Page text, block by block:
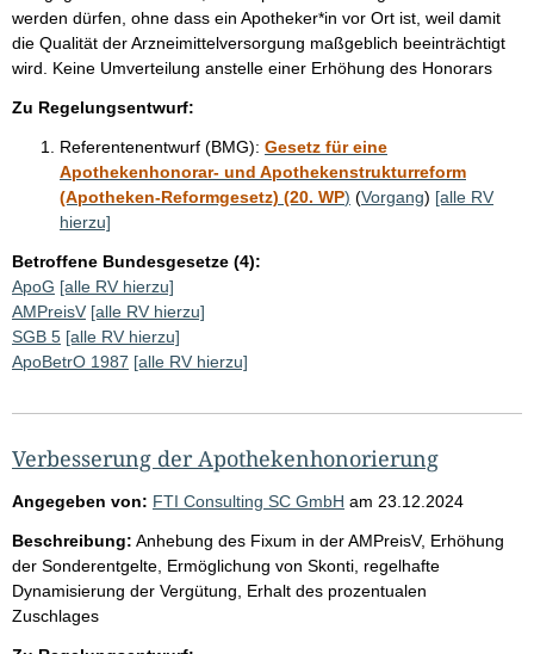
werden dürfen, ohne dass ein Apotheker*in vor Ort ist, weil damit
die Qualität der Arzneimittelversorgung maßgeblich beeinträchtigt
wird. Keine Umverteilung anstelle einer Erhöhung des Honorars
Zu Regelungsentwurf:
Referentenentwurf (BMG): Gesetz für eine
Apothekenhonorar- und Apothekenstrukturreform
(Apotheken-Reformgesetz) (20. WP) (Vorgang) [alle RV
hierzu]
Betroffene Bundesgesetze (4):
ApoG [alle RV hierzu]
AMPreisV [alle RV hierzu]
SGB 5 [alle RV hierzu]
ApoBetrO 1987 [alle RV hierzu]
Verbesserung der Apothekenhonorierung
Angegeben von: FTI Consulting SC GmbH am 23.12.2024
Beschreibung: Anhebung des Fixum in der AMPreisV, Erhöhung
der Sonderentgelte, Ermöglichung von Skonti, regelhafte
Dynamisierung der Vergütung, Erhalt des prozentualen
Zuschlages